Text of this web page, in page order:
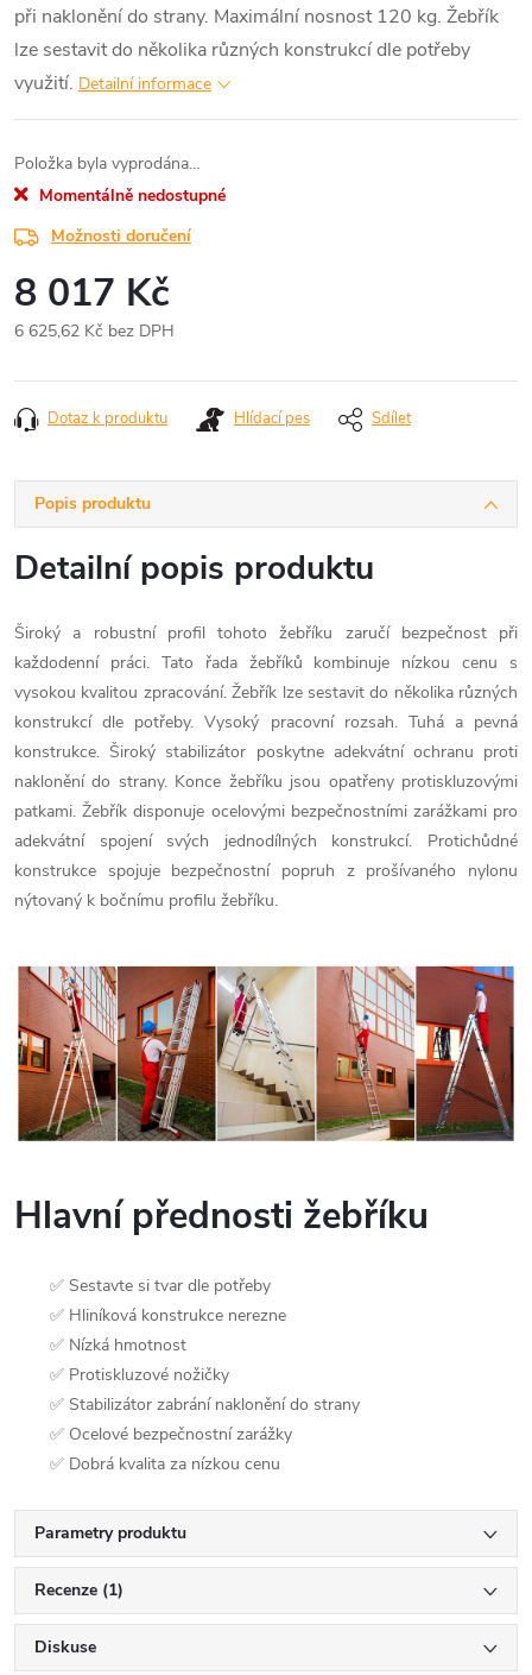
při naklonění do strany. Maximální nosnost 120 kg. Žebřík
lze sestavit do několika různých konstrukcí dle potřeby
využití. Detailní informace
Položka byla vyprodána…
Momentálně nedostupné
Možnosti doručení
8 017 Kč
6 625,62 Kč bez DPH
cena:
Dotaz k produktu Hlídací pes Sdílet
Popis produktu
Detailní popis produktu
Široký a robustní profil tohoto žebříku zaručí bezpečnost při
každodenní práci. Tato řada žebříků kombinuje nízkou cenu s
vysokou kvalitou zpracování. Žebřík lze sestavit do několika různých
konstrukcí dle potřeby. Vysoký pracovní rozsah. Tuhá a pevná
konstrukce. Široký stabilizátor poskytne adekvátní ochranu proti
naklonění do strany. Konce žebříku jsou opatřeny protiskluzovými
patkami. Žebřík disponuje ocelovými bezpečnostními zarážkami pro
adekvátní spojení svých jednodílných konstrukcí. Protichůdné
konstrukce spojuje bezpečnostní popruh z prošívaného nylonu
nýtovaný k bočnímu profilu žebříku.
Hlavní přednosti žebříku
✅ Sestavte si tvar dle potřeby
✅ Hliníková konstrukce nerezne
✅ Nízká hmotnost
✅ Protiskluzové nožičky
✅ Stabilizátor zabrání naklonění do strany
✅ Ocelové bezpečnostní zarážky
✅ Dobrá kvalita za nízkou cenu
Parametry produktu
Recenze (1)
Diskuse